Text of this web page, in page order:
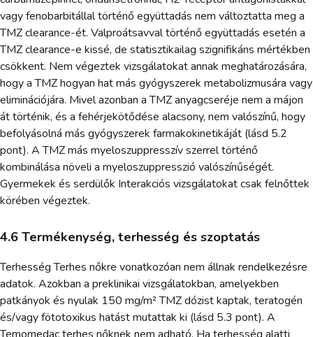
vagy fenobarbitállal történő együttadás nem változtatta meg a
TMZ clearance-ét. Valproátsavval történő együttadás esetén a
TMZ clearance-e kissé, de statisztikailag szignifikáns mértékben
csökkent. Nem végeztek vizsgálatokat annak meghatározására,
hogy a TMZ hogyan hat más gyógyszerek metabolizmusára vagy
eliminációjára. Mivel azonban a TMZ anyagcseréje nem a májon
át történik, és a fehérjekötődése alacsony, nem valószínű, hogy
befolyásolná más gyógyszerek farmakokinetikáját (lásd 5.2
pont). A TMZ más myeloszuppresszív szerrel történő
kombinálása növeli a myeloszuppresszió valószínűségét.
Gyermekek és serdülők Interakciós vizsgálatokat csak felnőttek
körében végeztek.
4.6 Termékenység, terhesség és szoptatás
Terhesség Terhes nőkre vonatkozóan nem állnak rendelkezésre
adatok. Azokban a preklinikai vizsgálatokban, amelyekben
patkányok és nyulak 150 mg/m² TMZ dózist kaptak, teratogén
és/vagy fötotoxikus hatást mutattak ki (lásd 5.3 pont). A